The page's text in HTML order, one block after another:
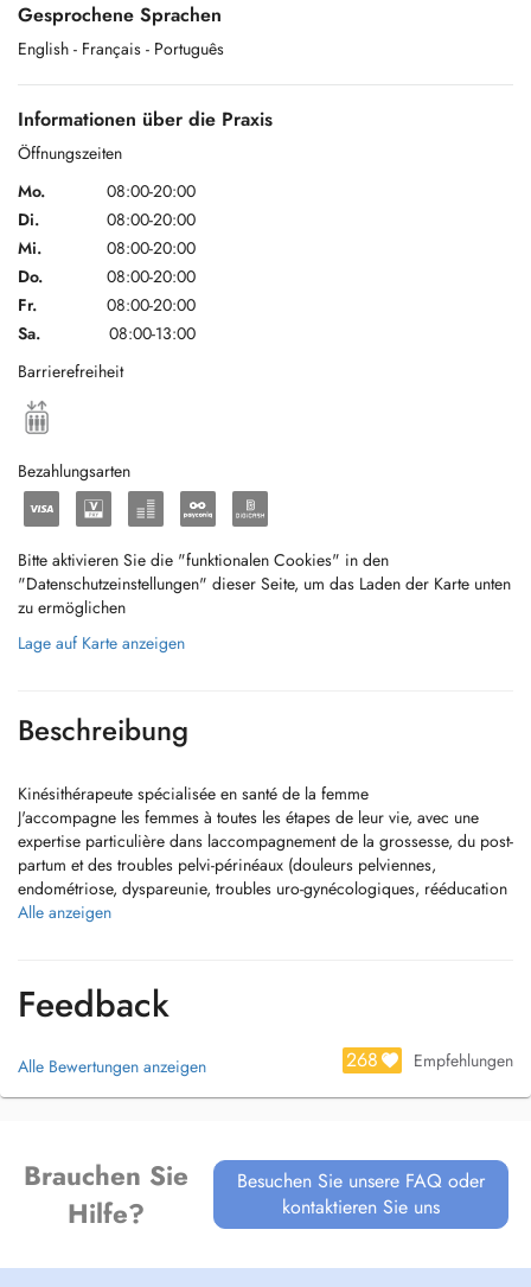
Gesprochene Sprachen
English - Français - Português
Informationen über die Praxis
Öffnungszeiten
Mo.
08:00-20:00
Di.
08:00-20:00
Mi.
08:00-20:00
Do.
08:00-20:00
Fr.
08:00-20:00
Sa.
08:00-13:00
Barrierefreiheit
Bezahlungsarten
Bitte aktivieren Sie die "funktionalen Cookies" in den
"Datenschutzeinstellungen" dieser Seite, um das Laden der Karte unten
zu ermöglichen
Lage auf Karte anzeigen
Beschreibung
Kinésithérapeute spécialisée en santé de la femme
J'accompagne les femmes à toutes les étapes de leur vie, avec une
expertise particulière dans laccompagnement de la grossesse, du post-
partum et des troubles pelvi-périnéaux (douleurs pelviennes,
endométriose, dyspareunie, troubles uro-gynécologiques, rééducation
périnéale et abdominale).
workshops, accompagnements en groupe et masterclasses dédiés à la
grossesse, au post-partum et à la santé pelvienne.
Afin doptimiser la qualité de votre prise en charge, il vous sera
demandé dindiquer le motif de votre consultation lors de la prise de
rendez-vous. Vous recevrez ensuite un questionnaire préalable à
rencontre.
Politique dannulation
annulation ou modification de rendez-vous doit être effectuée au
Alle anzeigen
Feedback
Alle Bewertungen anzeigen 268 Empfehlungen
Brauchen Sie
Hilfe?
Besuchen Sie unsere FAQ oder
kontaktieren Sie uns